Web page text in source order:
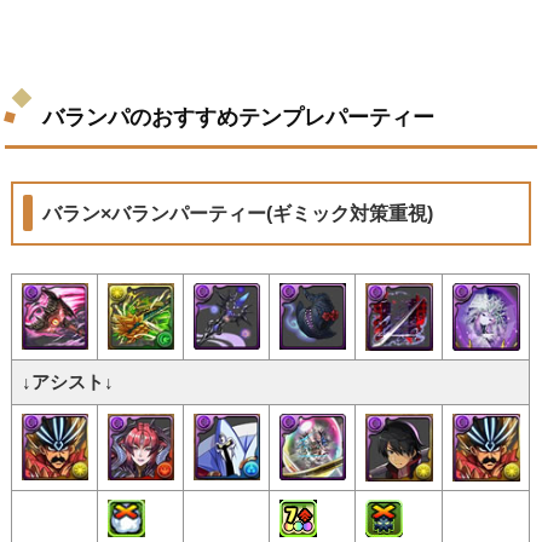
バランパのおすすめテンプレパーティー
バラン×バランパーティー(ギミック対策重視)
↓アシスト↓